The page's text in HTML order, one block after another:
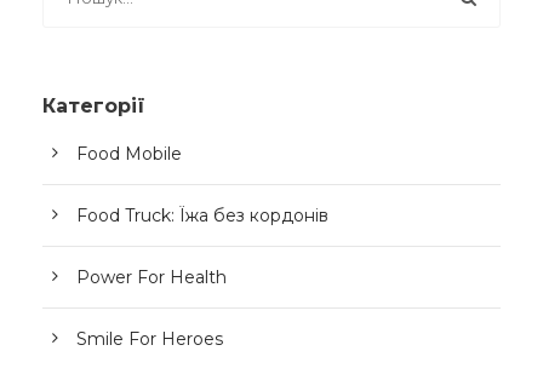
Категорії
Food Mobile
Food Truck: Їжа без кордонів
Power For Health
Smile For Heroes